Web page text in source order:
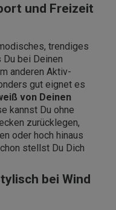
und Freizeit
trendiges
bei Deinen
anderen Aktiv-
gut eignet es
von Deinen
kannst Du ohne
zurücklegen,
oder hoch hinaus
stellst Du Dich
bei Wind